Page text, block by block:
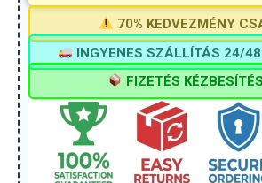
70% KEDVEZMÉNY
INGYENES SZÁLLÍTÁS 24/
FIZETÉS